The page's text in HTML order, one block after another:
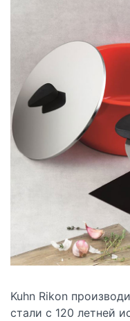
Kuhn Rikon
стали с 120 летней